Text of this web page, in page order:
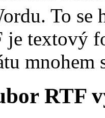
To se
je textový
mnohem
RTF